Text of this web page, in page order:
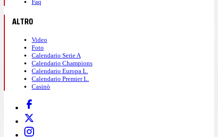
Faq
ALTRO
Video
Foto
Calendario Serie A
Calendario Champions
Calendario Europa L.
Calendario Premier L.
Casinò